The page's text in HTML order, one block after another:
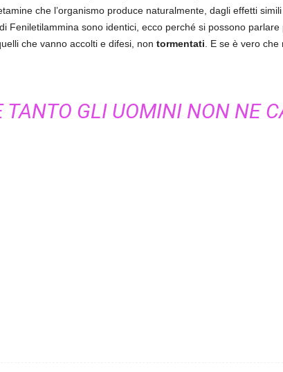
che l’organismo produce naturalmente, dagli effetti
Feniletilammina sono identici, ecco perché si possono
che vanno accolti e difesi, non tormentati . E se è vero
GLI UOMINI NON NE